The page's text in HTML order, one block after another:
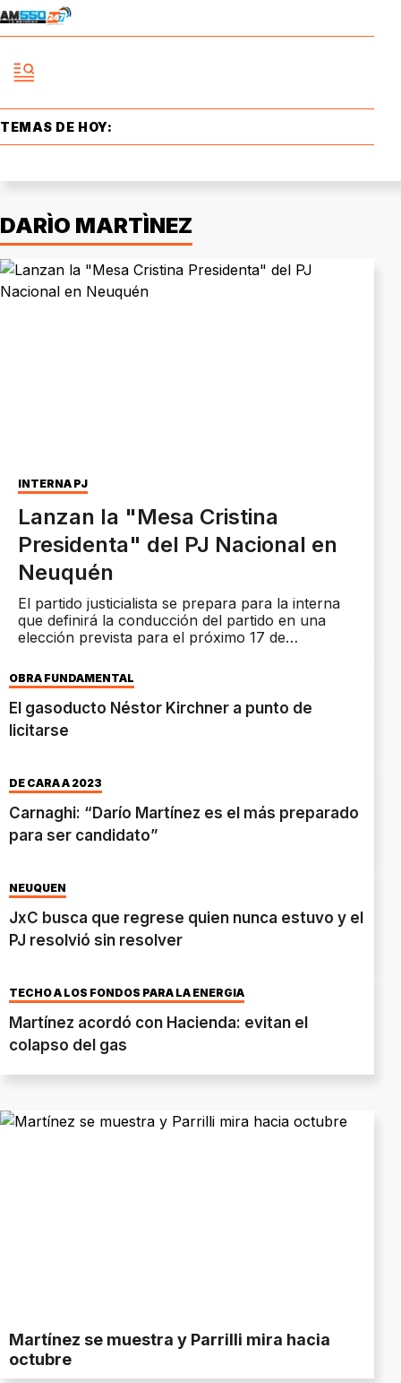
TEMAS DE HOY:
DARÌO MARTÌNEZ
INTERNA PJ
Lanzan la "Mesa Cristina
Presidenta" del PJ Nacional en
Neuquén
El partido justicialista se prepara para la interna
que definirá la conducción del partido en una
elección prevista para el próximo 17 de
OBRA FUNDAMENTAL
El gasoducto Néstor Kirchner a punto de
licitarse
DE CARA A 2023
Carnaghi: “Darío Martínez es el más preparado
para ser candidato”
NEUQUÉN
JxC busca que regrese quien nunca estuvo y el
PJ resolvió sin resolver
TECHO A LOS FONDOS PARA LA ENERGÍA
Martínez acordó con Hacienda: evitan el
colapso del gas
Martínez se muestra y Parrilli mira hacia
octubre